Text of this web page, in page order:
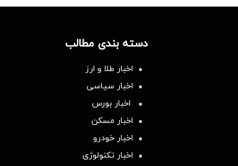
دسته بندی مطالب
اخبار طلا و ارز
اخبار سیاسی
اخبار بورس
اخبار مسکن
اخبار خودرو
اخبار تکنولوژی